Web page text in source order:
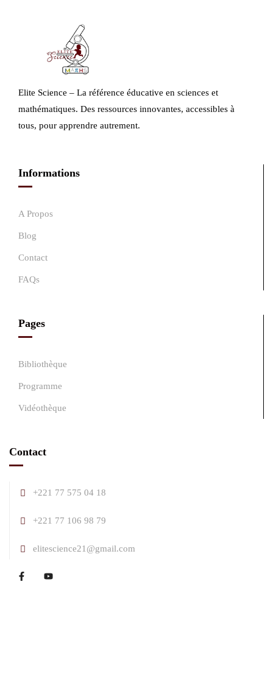
Elite Science – La référence éducative en sciences et
mathématiques. Des ressources innovantes, accessibles à
tous, pour apprendre autrement.
Informations
A Propos
Blog
Contact
FAQs
Pages
Bibliothèque
Programme
Vidéothèque
Contact
+221 77 575 04 18
+221 77 106 98 79
elitescience21@gmail.com